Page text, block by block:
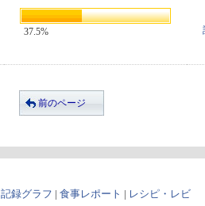
37.5%
前のページ
記録グラフ 食事レポート
レシピ・レビ